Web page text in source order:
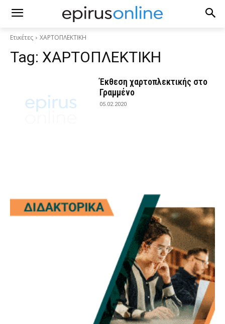
Ετικέτες ΧΑΡΤΟΠΛΕΚΤΙΚΗ
Tag: ΧΑΡΤΟΠΛΕΚΤΙΚΗ
Έκθεση χαρτοπλεκτικής στο
Γραμμένο
05.02.2020